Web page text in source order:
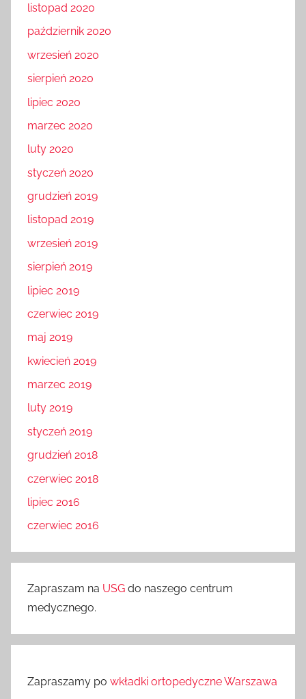
listopad 2020
październik 2020
wrzesień 2020
sierpień 2020
lipiec 2020
marzec 2020
luty 2020
styczeń 2020
grudzień 2019
listopad 2019
wrzesień 2019
sierpień 2019
lipiec 2019
czerwiec 2019
maj 2019
kwiecień 2019
marzec 2019
luty 2019
styczeń 2019
grudzień 2018
czerwiec 2018
lipiec 2016
czerwiec 2016
Zapraszam na USG do naszego centrum
medycznego.
Zapraszamy po wkładki ortopedyczne Warszawa